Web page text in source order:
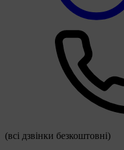
(всі дзвінки безкоштовні)